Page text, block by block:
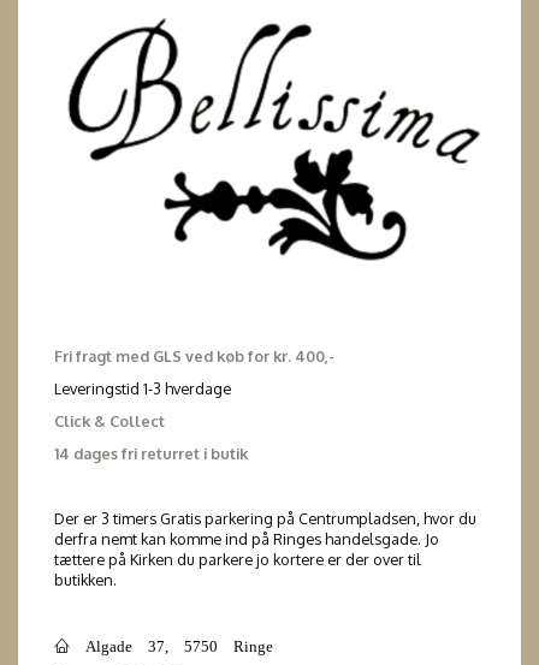
Fri fragt med GLS ved køb for kr. 400,-
Leveringstid 1-3 hverdage
Click & Collect
14 dages fri returret i butik
Der er 3 timers Gratis parkering på Centrumpladsen, hvor du
derfra nemt kan komme ind på Ringes handelsgade. Jo
tættere på Kirken du parkere jo kortere er der over til
butikken.
Algade 37, 5750 Ringe